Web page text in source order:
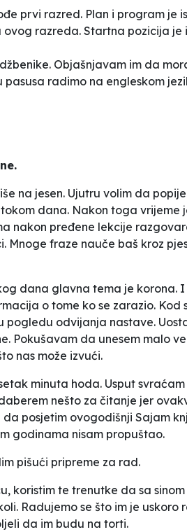
prvi razred. Plan i program je
razreda. Startna pozicija je
Objašnjavam im da
radimo na engleskom
na jesen. Ujutru volim da
dana. Nakon toga vrijeme
nakon pređene lekcije
Mnoge fraze nauče baš kroz
dana glavna tema je korona.
o tome ko se zarazio. Kod
pogledu odvijanja nastave.
Pokušavam da unesem malo
nas može izvući.
minuta hoda. Usput
nešto za čitanje jer
da posjetim ovogodišnji Sajam
godinama nisam propuštao.
pišući pripreme za rad.
koristim te trenutke da sa
Radujemo se što im je uskoro
da im budu na torti.